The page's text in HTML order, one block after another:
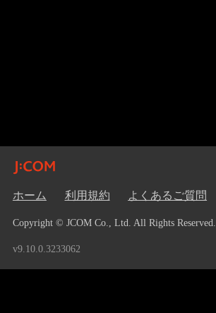
ホーム 利用規約 よくあるご質問
Copyright © JCOM Co., Ltd. All Rights Reserved.
v9.10.0.3233062